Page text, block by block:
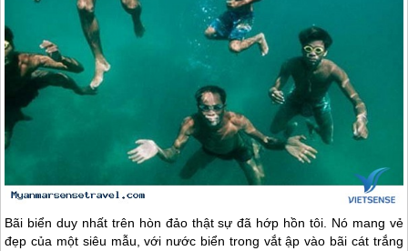
Bãi biển duy nhất trên hòn đảo thật sự đã hớp hồn tôi. Nó mang vẻ
đẹp của một siêu mẫu, với nước biển trong vắt ập vào bãi cát trắng